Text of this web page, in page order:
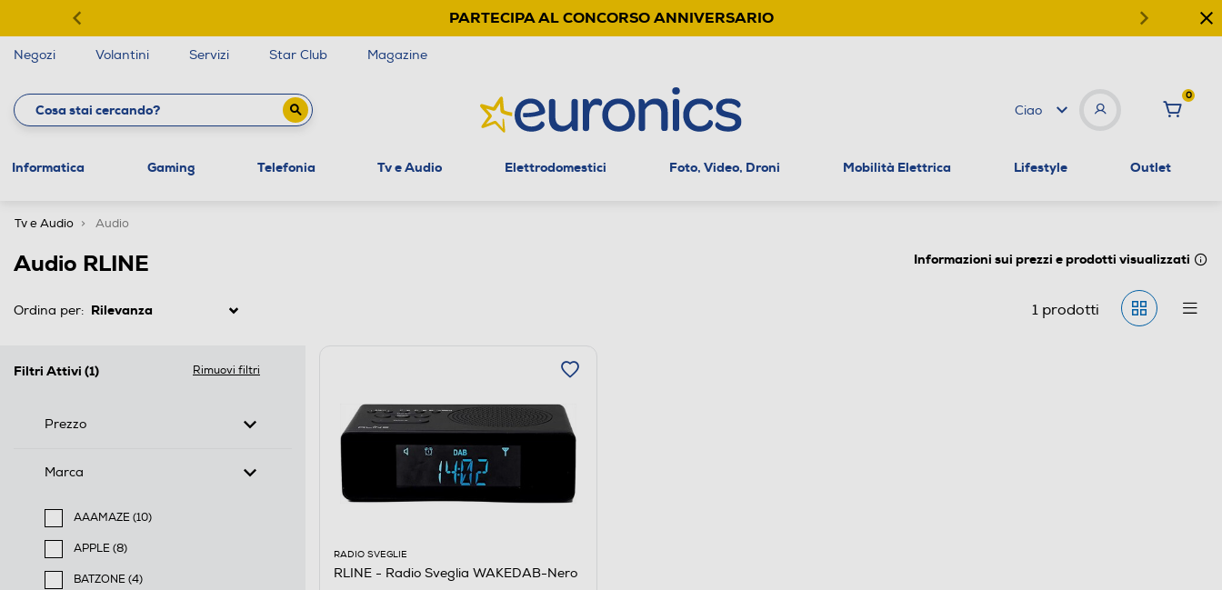
PARTECIPA AL CONCORSO ANNIVERSARIO
Negozi Volantini Servizi Star Club Magazine
Ciao
0
Informatica Gaming Telefonia Tv e Audio Elettrodomestici Foto, Video, Droni Mobilità Elettrica Lifestyle Outlet
Tv e Audio Audio
Audio RLINE Informazioni sui prezzi e prodotti visualizzati
Ordina per: 1prodotti
Filtri Attivi (1) Rimuovi filtri
Prezzo
Marca
AAAMAZE (10)
Filtra per Marca: AAAMAZE
APPLE (8)
Filtra per Marca: APPLE
BATZONE (4)
RADIO SVEGLIE
RLINE - Radio Sveglia WAKEDAB-Nero